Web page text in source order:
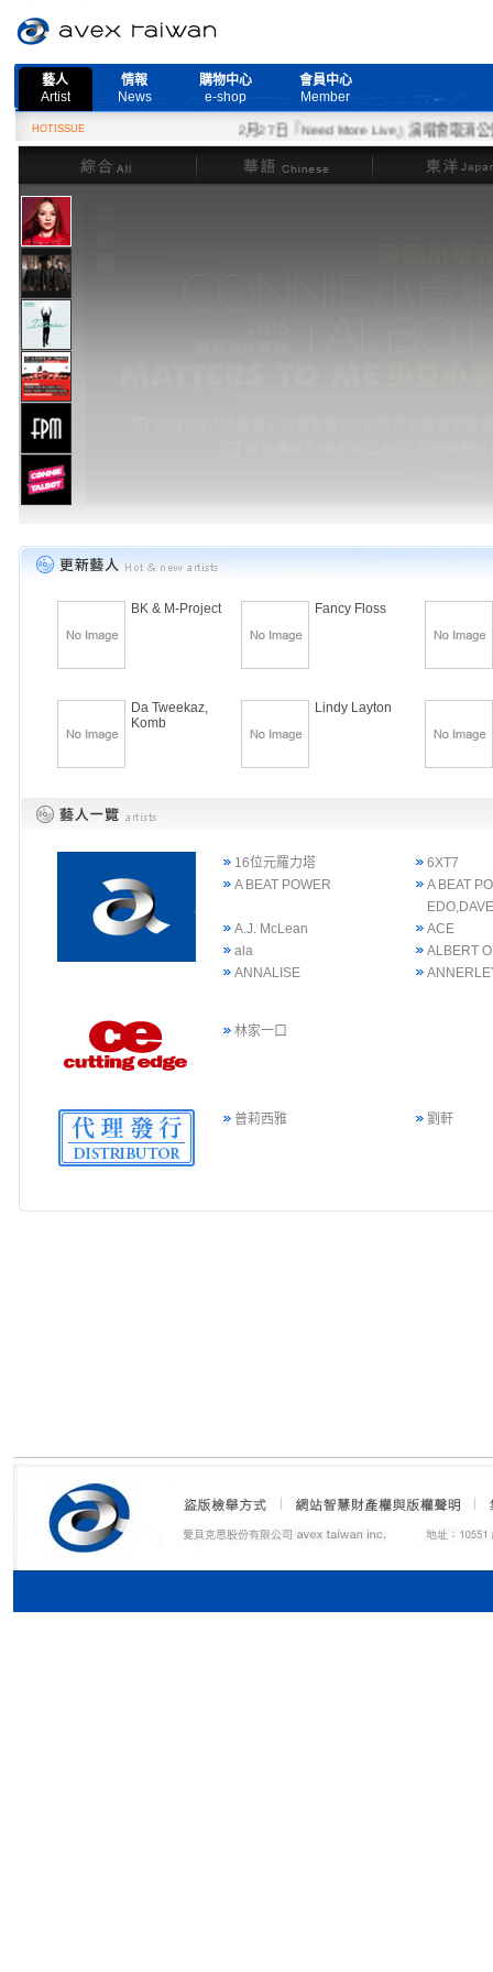
藝人
Artist
情報
News
購物中心
e-shop
會員中心
Member
HOTISSUE
2月27日『Need More Live』演唱會取消公告
綜合
華語 東洋
BK & M-Project Fancy Floss
Da Tweekaz,
Komb
Lindy Layton
16位元羅力塔
6XT7
A BEAT POWER
A BEAT
A.J. McLean
ACE
ala
ALBERT
ANNALISE
林家一口
普莉西雅 劉軒